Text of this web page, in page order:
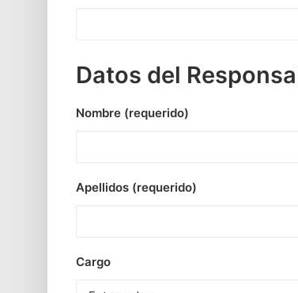
Datos del
Nombre (requerido)
Apellidos (requerido)
Cargo